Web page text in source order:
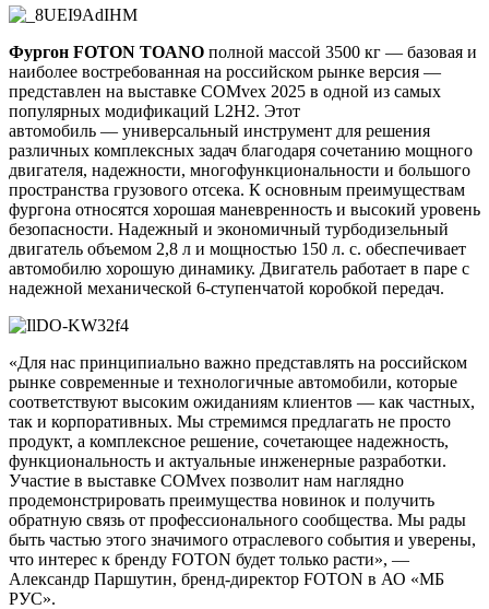
Фургон FOTON TOANO полной массой 3500 кг — базовая и
наиболее востребованная на российском рынке версия —
представлен на выставке COMvex 2025 в одной из самых
популярных модификаций L2H2. Этот
автомобиль — универсальный инструмент для решения
различных комплексных задач благодаря сочетанию мощного
двигателя, надежности, многофункциональности и большого
пространства грузового отсека. К основным преимуществам
фургона относятся хорошая маневренность и высокий уровень
безопасности. Надежный и экономичный турбодизельный
двигатель объемом 2,8 л и мощностью 150 л. с. обеспечивает
автомобилю хорошую динамику. Двигатель работает в паре с
надежной механической 6-ступенчатой коробкой передач.
«Для нас принципиально важно представлять на российском
рынке современные и технологичные автомобили, которые
соответствуют высоким ожиданиям клиентов — как частных,
так и корпоративных. Мы стремимся предлагать не просто
продукт, а комплексное решение, сочетающее надежность,
функциональность и актуальные инженерные разработки.
Участие в выставке COMvex позволит нам наглядно
продемонстрировать преимущества новинок и получить
обратную связь от профессионального сообщества. Мы рады
быть частью этого значимого отраслевого события и уверены,
что интерес к бренду FOTON будет только расти», —
Александр Паршутин, бренд-директор FOTON в АО «МБ
РУС».